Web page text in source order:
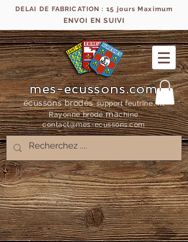
DELAI DE FABRICATION : 15 jours Maximum
ENVOI EN SUIVI
mes-ecussons.com
écussons brodés support feutrine, fil
Rayonne brodémachine
contact@mes-ecussons.com